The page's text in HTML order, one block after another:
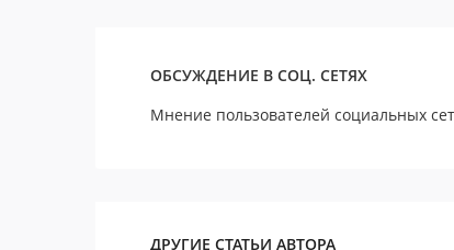
ОБСУЖДЕНИЕ В СОЦ. СЕТЯХ
Мнение пользователей социальных
ДРУГИЕ СТАТЬИ АВТОРА